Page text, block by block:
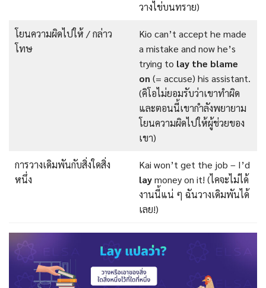
วางไข่บนทราย)
โยนความผิดไปให้ / กล่าว
โทษ
Kio can’t accept he made
a mistake and now he’s
trying to lay the blame
on (= accuse) his assistant.
(คิโอไม่ยอมรับว่าเขาทำผิด
และตอนนี้เขากำลังพยายาม
โยนความผิดไปให้ผู้ช่วยของ
เขา)
การวางเดิมพันกับสิ่งใดสิ่ง
หนึ่ง
Kai won’t get the job – I’d
laymoney on it! (ไคจะไม่ได้
งานนี้แน่ ๆ ฉันวางเดิมพันได้
เลย!)